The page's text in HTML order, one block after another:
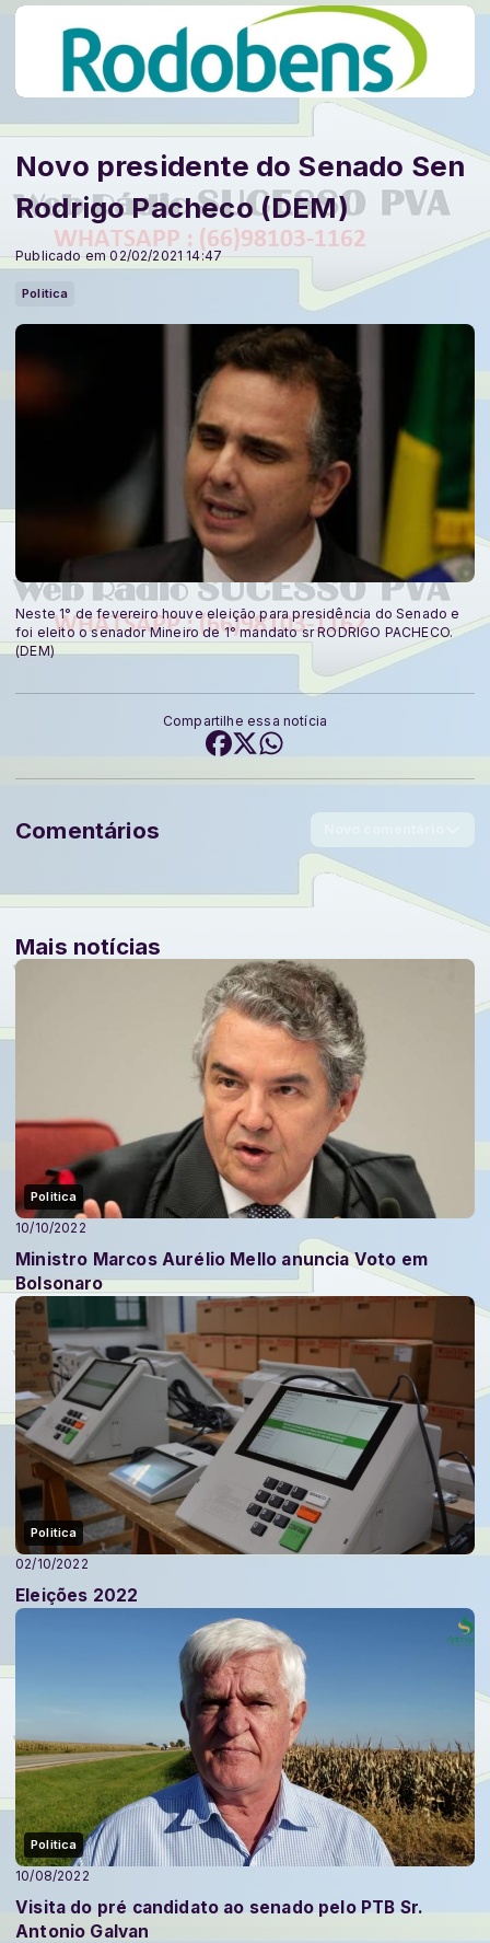
Novo presidente do Senado Sen
Rodrigo Pacheco (DEM)
Publicado em 02/02/2021 14:47
Politica
Neste 1° de fevereiro houve eleição para presidência do Senado e
foi eleito o senador Mineiro de 1° mandato sr RODRIGO PACHECO.
(DEM)
Compartilhe essa notícia
Comentários
Mais notícias
Politica
10/10/2022
Ministro Marcos Aurélio Mello anuncia Voto em
Bolsonaro
Politica
02/10/2022
Eleições 2022
Politica
10/08/2022
Visita do pré candidato ao senado pelo PTB Sr.
Antonio Galvan